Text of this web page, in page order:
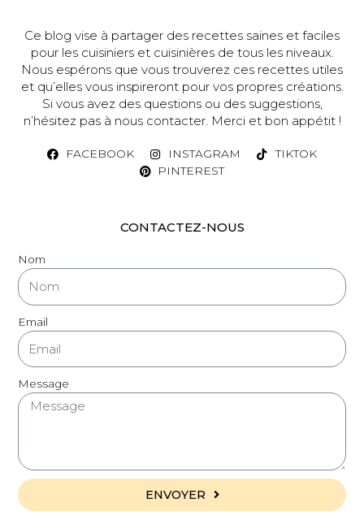
Ce blog vise à partager des recettes saines et faciles
pour les cuisiniers et cuisinières de tous les niveaux.
Nous espérons que vous trouverez ces recettes utiles
et qu’elles vous inspireront pour vos propres créations.
Si vous avez des questions ou des suggestions,
n’hésitez pas à nous contacter. Merci et bon appétit !
FACEBOOK INSTAGRAM
TIKTOK
PINTEREST
CONTACTEZ-NOUS
Nom
Email
Message
ENVOYER